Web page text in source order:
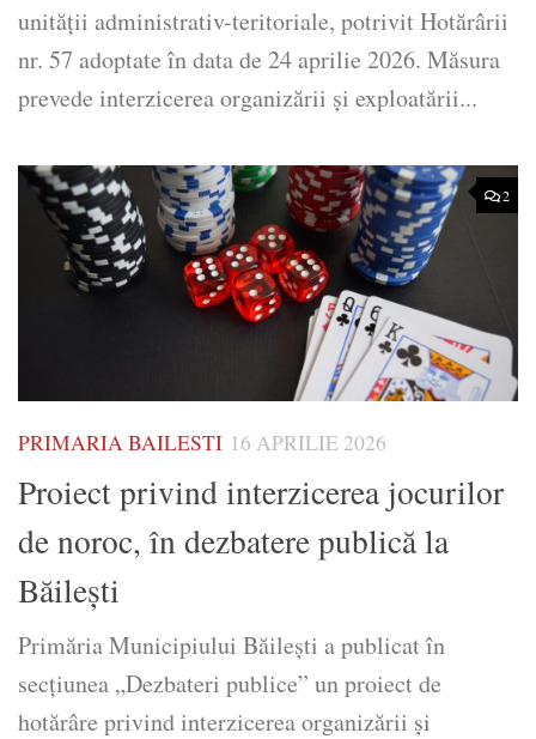
unității administrativ-teritoriale, potrivit Hotărârii
nr. 57 adoptate în data de 24 aprilie 2026. Măsura
prevede interzicerea organizării și exploatării...
2
PRIMARIA BAILESTI 16 APRILIE 2026
Proiect privind interzicerea jocurilor
de noroc, în dezbatere publică la
Băilești
Primăria Municipiului Băilești a publicat în
secțiunea „Dezbateri publice” un proiect de
hotărâre privind interzicerea organizării și